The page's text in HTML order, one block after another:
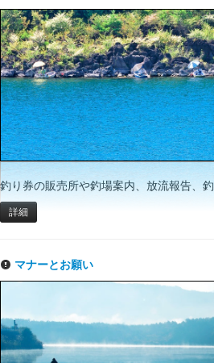
釣り券の販売所や釣場案内、放流報告、釣
詳細
マナーとお願い